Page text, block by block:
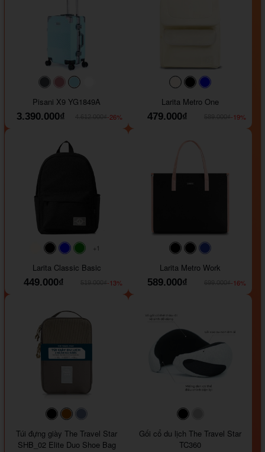
#40454a#b76e79
#9ad8e7
Pisani X9 YG1849A
3.390.000₫
-26%
#faf0e6#000000
Larita Metro One
479.000₫
-19%
#faf0e6
#000000#0000FF#008000
+1
Larita Classic Basic
449.000₫
-13%
#000000#000000
Larita Metro Work
589.000₫
-16%
#000000#964B00
Túi đựng giày The Travel Star
SHB_02 Elite Duo Shoe Bag
#000000
Gối cổ du lịch The Travel Star
TC360